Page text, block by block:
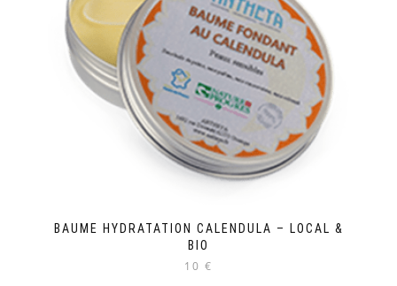
BAUME HYDRATATION CALENDULA – LOCAL &
BIO
10 €